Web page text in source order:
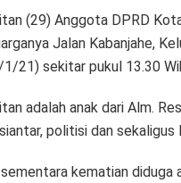
(29) Anggota DPRD
Jalan Kabanjahe,
21) sekitar pukul 13.30
adalah anak dari Alm.
politisi dan
kematian diduga